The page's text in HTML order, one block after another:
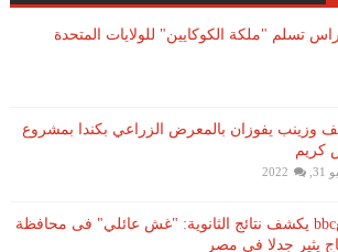
تسلم "ملكة الكوكايين" للولايات المتحدة
وزينب يفوزان بالمعرض الزراعي بكندا بمشروع
كريم
موقعbbc يكشف نتائج الثانوية: "غش عائلي" فى محافظة
يثير جدلا في مصر